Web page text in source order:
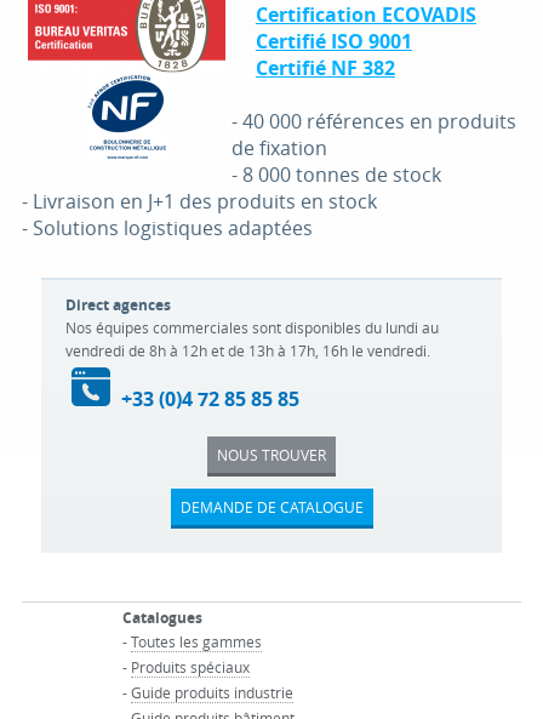
Certification ECOVADIS
Certifié ISO 9001
Certifié NF 382
-40 000 références en produits
de fixation
- 8 000 tonnes de stock
- Livraison en J+1 des produits en stock
- Solutions logistiques adaptées
Direct agences
Nos équipes commerciales sont disponibles du lundi au
vendredi de 8h à 12h et de 13h à 17h, 16h le vendredi.
+33 (0)4 72 85 85 85
NOUS TROUVER
DEMANDE DE CATALOGUE
Catalogues
-Toutes les gammes
- Produits spéciaux
-Guide produits industrie